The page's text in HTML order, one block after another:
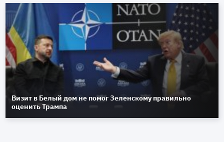
Визит в Белый дом не помог Зеленскому правильно
оценить Трампа